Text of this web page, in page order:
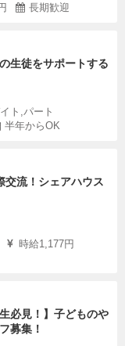
長期歓迎
生徒をサポートする
ト,パート
半年からOK
交流！シェアハウス
時給1,177円
必見！】子どものや
募集！